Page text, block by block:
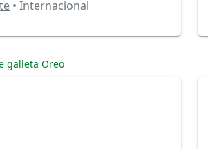
• Internacional